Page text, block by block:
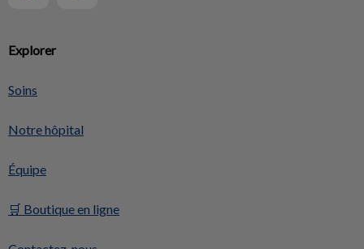
Explorer
Soins
Notre hôpital
Équipe
🛒 Boutique en ligne